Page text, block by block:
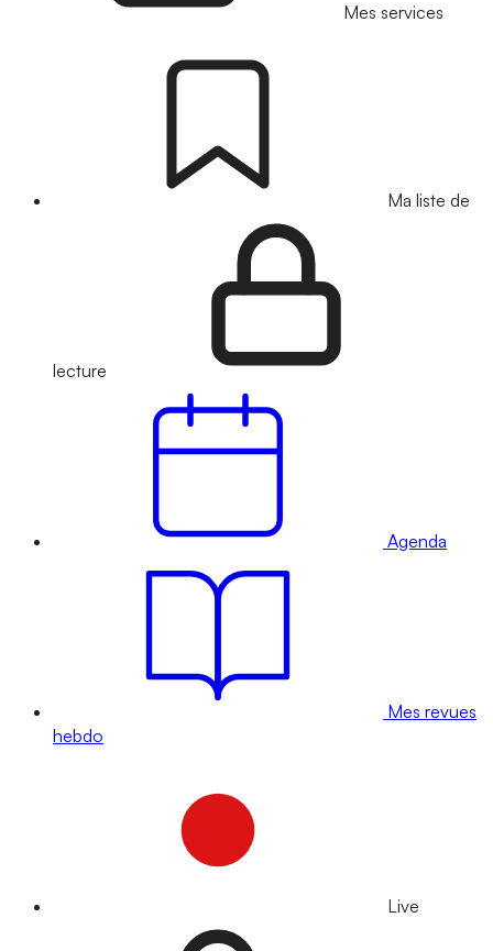
Mes services
Ma liste de
lecture
Agenda
Mes revues
hebdo
Live